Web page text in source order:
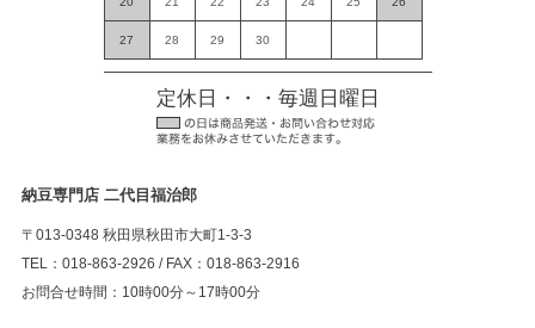
27 28 29 30
定休日・・・毎週日曜日
納豆専門店 二代目福治郎
〒013-0348 秋田県秋田市大町1-3-3
TEL：018-863-2926 / FAX：018-863-2916
お問合せ時間：10時00分～17時00分